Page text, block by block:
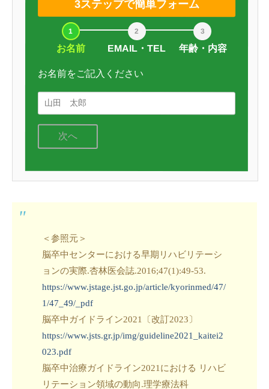
3ステップで簡単フォーム
お名前 EMAIL・TEL 年齢・内容
お名前をご記入ください
次へ
＜参照元＞
脳卒中センターにおける早期リハビリテーシ
ョンの実際.杏林医会誌.2016;47(1):49-53.
https://www.jstage.jst.go.jp/article/kyorinmed/47/
1/47_49/_pdf
脳卒中ガイドライン2021〔改訂2023〕
https://www.jsts.gr.jp/img/guideline2021_kaitei2
023.pdf
脳卒中治療ガイドライン2021における リハビ
リテーション領域の動向.理学療法科